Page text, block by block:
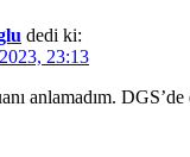
dedi ki:
23:13
anlamadım. DGS’de